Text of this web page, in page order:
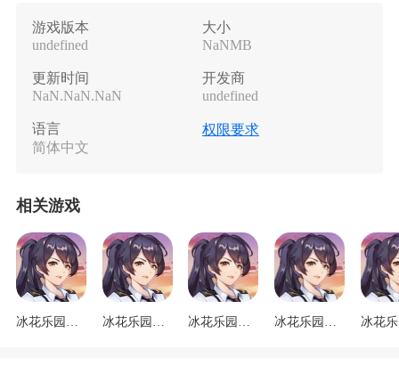
游戏版本
undefined
大小
NaNMB
更新时间
NaN.NaN.NaN
开发商
undefined
语言
简体中文
权限要求
相关游戏
冰花乐园官方正版 冰花乐园手游 冰花乐园安卓版 冰花乐园官方版